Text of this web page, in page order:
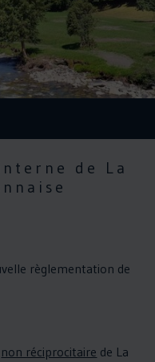
de La
règlementation de
non réciprocitaire de La